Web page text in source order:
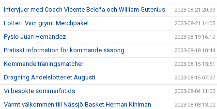
Intervjuer med Coach Vicente Beleña och William Gutenius 2023-08-21 20:39
Lotteri: Vinn grymt Merchpaket 2023-08-21 14:05
Fysio Juan Hernandez 2023-08-19 16:10
Pratiskt information för kommande säsong. 2023-08-18 10:44
Kommande träningsmatcher 2023-08-15 13:51
Dragning Andelslotteriet Augusti 2023-08-15 07:37
Vi besökte sommarfritids 2023-08-04 11:00
Varmt välkommen till Nässjö Basket Herman Kihlman 2023-08-03 13:00